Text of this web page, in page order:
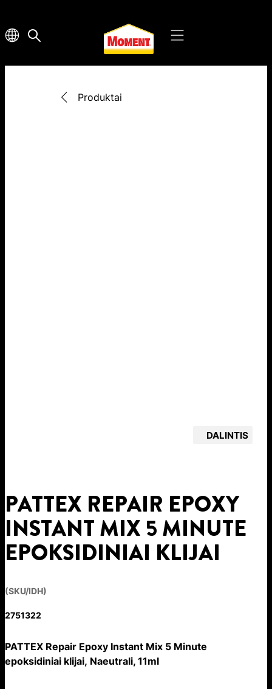
Produktai
DALINTIS
PATTEX REPAIR EPOXY
INSTANT MIX 5 MINUTE
EPOKSIDINIAI KLIJAI
(SKU/IDH)
2751322
PATTEX Repair Epoxy Instant Mix 5 Minute
epoksidiniai klijai, Naeutrali, 11ml